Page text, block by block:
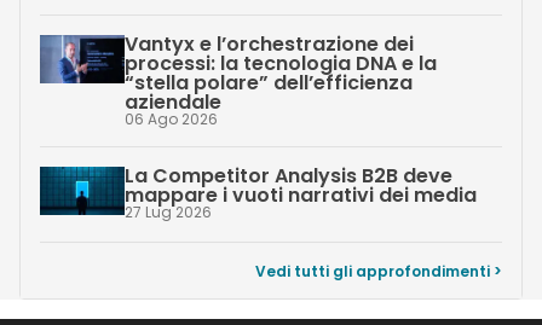
Vantyx e l’orchestrazione dei
processi: la tecnologia DNA e la
“stella polare” dell’efficienza
aziendale
06 Ago 2026
La Competitor Analysis B2B deve
mappare i vuoti narrativi dei media
27 Lug 2026
Vedi tutti gli approfondimenti >